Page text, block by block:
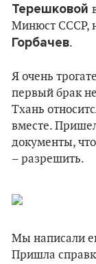
Терешковой
Минюст СССР,
Горбачев.
Я очень
первый брак
Тхань
вместе.
документы,
– разрешить.
Мы написали
Пришла